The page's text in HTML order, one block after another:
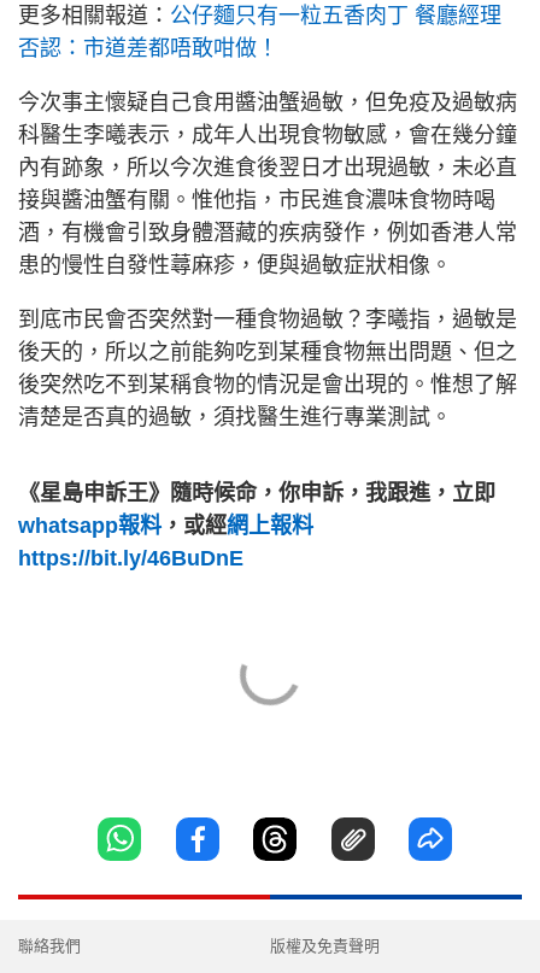
更多相關報道： 公仔麵只有一粒五香肉丁 餐廳經理
否認：市道差都唔敢咁做！
今次事主懷疑自己食用醬油蟹過敏，但免疫及過敏病
科醫生李曦表示，成年人出現食物敏感，會在幾分鐘
內有跡象，所以今次進食後翌日才出現過敏，未必直
接與醬油蟹有關。惟他指，市民進食濃味食物時喝
酒，有機會引致身體潛藏的疾病發作，例如香港人常
患的慢性自發性蕁麻疹，便與過敏症狀相像。
到底市民會否突然對一種食物過敏？李曦指，過敏是
後天的，所以之前能夠吃到某種食物無出問題、但之
後突然吃不到某稱食物的情況是會出現的。惟想了解
清楚是否真的過敏，須找醫生進行專業測試。
《星島申訴王》隨時候命，你申訴，我跟進，立即
whatsapp報料，或經網上報料
https://bit.ly/46BuDnE
聯絡我們 版權及免責聲明